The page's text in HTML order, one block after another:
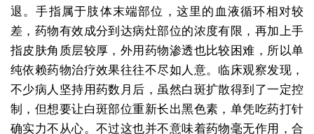
退。手指属于肢体末端部位，这里的血液循环相对较
差，药物有效成分到达病灶部位的浓度有限，再加上手
指皮肤角质层较厚，外用药物渗透也比较困难，所以单
纯依赖药物治疗效果往往不尽如人意。临床观察发现，
不少病人坚持用药数月后，虽然白斑扩散得到了一定控
制，但想要让白斑部位重新长出黑色素，单凭吃药打针
确实力不从心。不过这也并不意味着药物毫无作用，合